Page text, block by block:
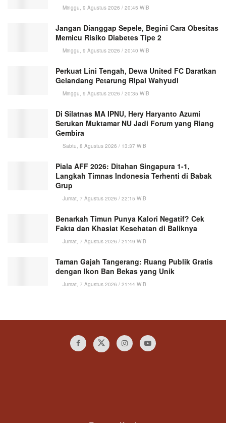
Minggu, 9 Agustus 2026 / 20:45 WIB
Jangan Dianggap Sepele, Begini Cara Obesitas
Memicu Risiko Diabetes Tipe 2
Minggu, 9 Agustus 2026 / 20:40 WIB
Perkuat Lini Tengah, Dewa United FC Daratkan
Gelandang Petarung Ripal Wahyudi
Minggu, 9 Agustus 2026 / 20:35 WIB
Di Silatnas MA IPNU, Hery Haryanto Azumi
Serukan Muktamar NU Jadi Forum yang Riang
Gembira
Sabtu, 8 Agustus 2026 / 13:37 WIB
Piala AFF 2026: Ditahan Singapura 1-1,
Langkah Timnas Indonesia Terhenti di Babak
Grup
Jumat, 7 Agustus 2026 / 22:15 WIB
Benarkah Timun Punya Kalori Negatif? Cek
Fakta dan Khasiat Kesehatan di Baliknya
Jumat, 7 Agustus 2026 / 21:49 WIB
Taman Gajah Tangerang: Ruang Publik Gratis
dengan Ikon Ban Bekas yang Unik
Jumat, 7 Agustus 2026 / 21:44 WIB